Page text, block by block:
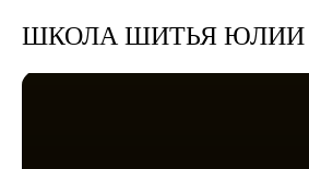
ШКОЛА ШИТЬЯ ЮЛИИ